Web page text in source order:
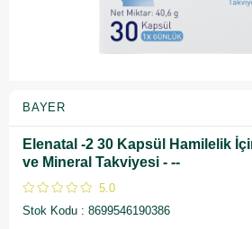
BAYER
Elenatal -2 30 Kapsül Hamilelik
ve Mineral Takviyesi - --
5.0
Stok Kodu
8699546190386